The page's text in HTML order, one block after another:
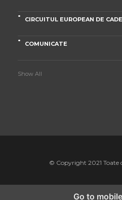
CIRCUITUL EUROPEAN DE
COMUNICATE
Show All
© Copyright 2021 Toate
Go to